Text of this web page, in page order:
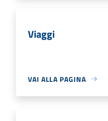
Viaggi
VAI ALLA PAGINA